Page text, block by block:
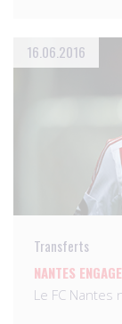
16.06.2016
Transferts
NANTES
Le FC